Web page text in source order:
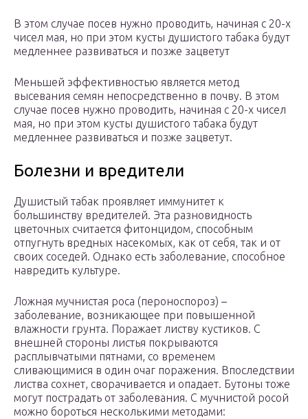
В этом случае посев нужно проводить, начиная с 20-х
чисел мая, но при этом кусты душистого табака будут
медленнее развиваться и позже зацветут
Меньшей эффективностью является метод
высевания семян непосредственно в почву. В этом
случае посев нужно проводить, начиная с 20-х чисел
мая, но при этом кусты душистого табака будут
медленнее развиваться и позже зацветут.
Болезни и вредители
Душистый табак проявляет иммунитет к
большинству вредителей. Эта разновидность
цветочных считается фитонцидом, способным
отпугнуть вредных насекомых, как от себя, так и от
своих соседей. Однако есть заболевание, способное
навредить культуре.
Ложная мучнистая роса (пероноспороз) –
заболевание, возникающее при повышенной
влажности грунта. Поражает листву кустиков. С
внешней стороны листья покрываются
расплывчатыми пятнами, со временем
сливающимися в один очаг поражения. Впоследствии
листва сохнет, сворачивается и опадает. Бутоны тоже
могут пострадать от заболевания. С мучнистой росой
можно бороться несколькими методами: